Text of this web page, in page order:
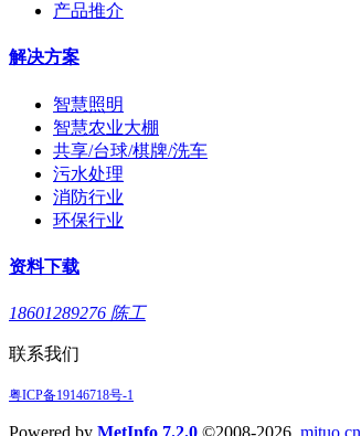
产品推介
解决方案
智慧照明
智慧农业大棚
共享/台球/棋牌/洗车
污水处理
消防行业
环保行业
资料下载
18601289276 陈工
联系我们
粤ICP备19146718号-1